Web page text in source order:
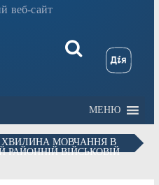
веб-сайт
МЕНЮ
ХВИЛИНА МОВЧАННЯ В
РАЙОННІЙ ВІЙСЬКОВІЙ